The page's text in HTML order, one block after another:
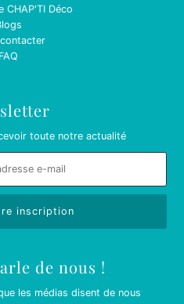
CHAP'TI Déco
FAQ
toute notre actualité
de nous !
les médias disent de nous